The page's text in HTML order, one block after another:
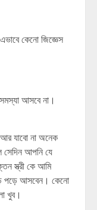
কেনো জিজ্ঞেস
আসবে না।
যাবো না অনেক
আপনি যে
স্ত্রী কে আমি
পড়ে আসবেন। কেনো
খুব।